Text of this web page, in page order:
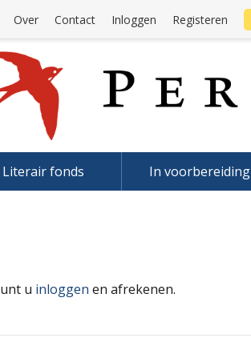
Over Contact Inloggen Registeren
Literair fonds In voorbereiding
u inloggen en afrekenen.